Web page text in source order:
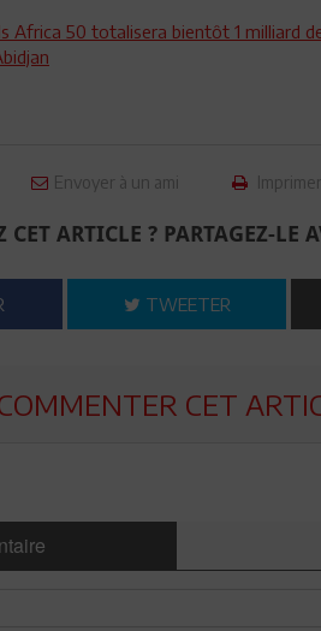
Africa 50 totalisera bientôt 1 milliard
Envoyer à un ami Imprimer
CET ARTICLE ? PARTAGEZ-LE
TWEETER
CET